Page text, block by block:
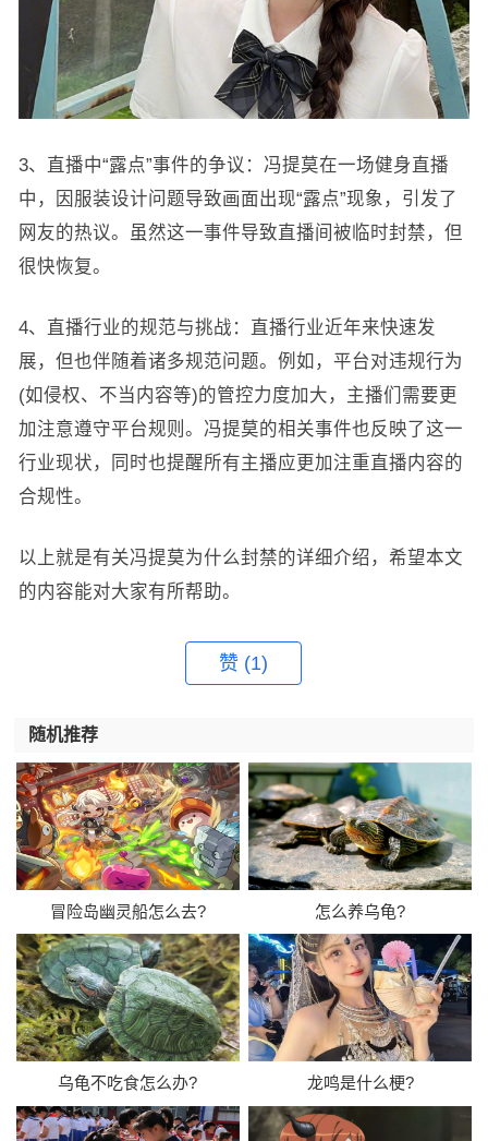
3、直播中“露点”事件的争议：冯提莫在一场健身直播
中，因服装设计问题导致画面出现“露点”现象，引发了
网友的热议。虽然这一事件导致直播间被临时封禁，但
很快恢复。
4、直播行业的规范与挑战：直播行业近年来快速发
展，但也伴随着诸多规范问题。例如，平台对违规行为
(如侵权、不当内容等)的管控力度加大，主播们需要更
加注意遵守平台规则。冯提莫的相关事件也反映了这一
行业现状，同时也提醒所有主播应更加注重直播内容的
合规性。
以上就是有关冯提莫为什么封禁的详细介绍，希望本文
的内容能对大家有所帮助。
赞 (1)
随机推荐
冒险岛幽灵船怎么去? 怎么养乌龟?
乌龟不吃食怎么办? ​龙鸣是什么梗?